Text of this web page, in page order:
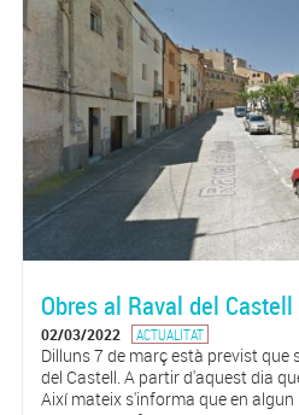
Obres al Raval del Castell
02/03/2022 ACTUALITAT
Dilluns 7 de març està previst que
del Castell. A partir d'aquest dia
Així mateix s'informa que en